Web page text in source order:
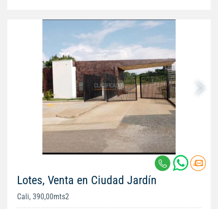
Lotes, Venta en Ciudad Jardín
Cali, 390,00mts2